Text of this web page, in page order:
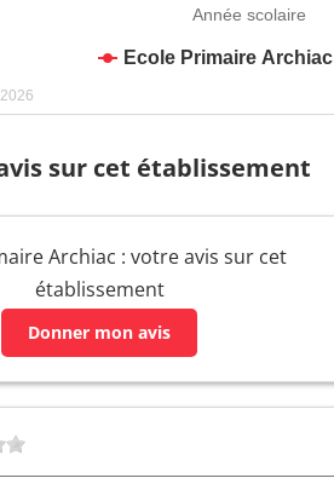
Année scolaire
Ecole Primaire Archiac
sur cet établissement
Archiac : votre avis sur cet
établissement
Donner mon avis